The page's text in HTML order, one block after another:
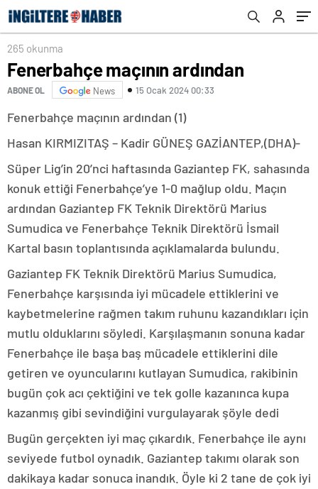
265 okunma
Fenerbahçe maçının ardından
ABONE OL News 15 Ocak 2024 00:33
Fenerbahçe maçının ardından (1)
Hasan KIRMIZITAŞ – Kadir GÜNEŞ GAZİANTEP,(DHA)-
Süper Lig’in 20’nci haftasında Gaziantep FK, sahasında
konuk ettiği Fenerbahçe’ye 1-0 mağlup oldu. Maçın
ardından Gaziantep FK Teknik Direktörü Marius
Sumudica ve Fenerbahçe Teknik Direktörü İsmail
Kartal basın toplantısında açıklamalarda bulundu.
Gaziantep FK Teknik Direktörü Marius Sumudica,
Fenerbahçe karşısında iyi mücadele ettiklerini ve
kaybetmelerine rağmen takım ruhunu kazandıkları için
mutlu olduklarını söyledi. Karşılaşmanın sonuna kadar
Fenerbahçe ile başa baş mücadele ettiklerini dile
getiren ve oyuncularını kutlayan Sumudica, rakibinin
bugün çok acı çektiğini ve tek golle kazanınca kupa
kazanmış gibi sevindiğini vurgulayarak şöyle dedi
Bugün gerçekten iyi maç çıkardık. Fenerbahçe ile aynı
seviyede futbol oynadık. Gaziantep takımı olarak son
dakikaya kadar sonuca inandık. Öyle ki 2 tane de çok iyi